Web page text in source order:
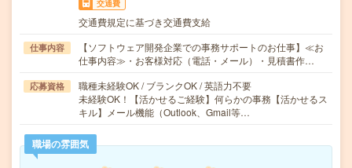
交通費
交通費規定に基づき交通費支給
仕事内容
【ソフトウェア開発企業での事務サポートのお仕事】≪お
仕事内容≫・お客様対応（電話・メール）・見積書作…
応募資格
職種未経験OK / ブランクOK / 英語力不要
未経験OK！【活かせるご経験】何らかの事務【活かせるス
キル】メール機能（Outlook、Gmail等…
職場の雰囲気